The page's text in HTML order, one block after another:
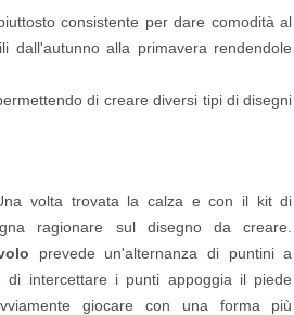
consistente per dare comodità al
dall'autunno alla primavera rendendole
di creare diversi tipi di disegni
volta trovata la calza e con il kit di
ragionare sul disegno da creare.
prevede un'alternanza di puntini a
di intercettare i punti appoggia il piede
giocare con una forma più